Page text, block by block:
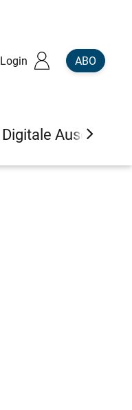
Login ABO
Digitale Ausgaben